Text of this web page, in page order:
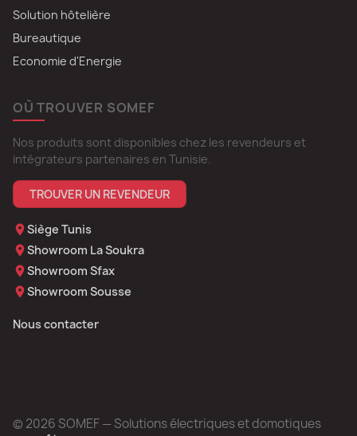
Solution hôtelière
Bureautique
Economie d'Energie
OÙ TROUVER SOMEF
Nos produits sont disponibles chez les revendeurs et
intégrateurs partenaires en Tunisie.
TROUVER UN REVENDEUR
Siège Tunis
Showroom La Soukra
Showroom Sfax
Showroom Sousse
Nous contacter
© 2026 SOMEF — Solutions électriques et domotiques